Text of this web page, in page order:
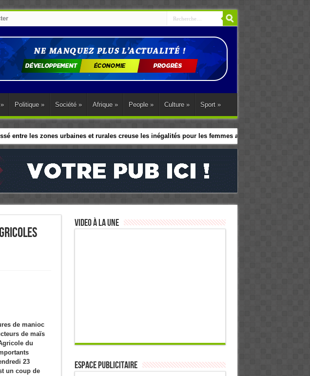
» Politique » Société » Afrique » People » Culture » Sport »
entre les zones urbaines et rurales creuse les inégalités pour les femmes africaines
de manioc
de maïs
du
23
un coup de
Video à la Une
ESPACE PUBLICITAIRE